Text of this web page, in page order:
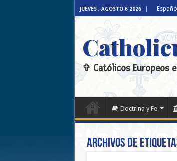
JUEVES , AGOSTO 6 2026 Español
✞ Católicos Europeos
Doctrina y Fe
Archivos de